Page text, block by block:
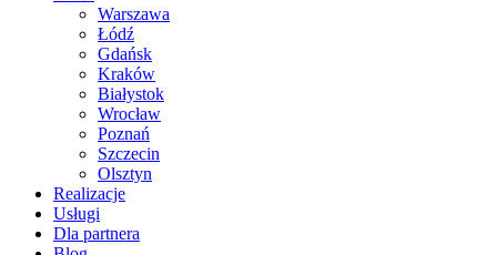
Warszawa
Łódź
Gdańsk
Kraków
Białystok
Wrocław
Poznań
Szczecin
Olsztyn
Realizacje
Usługi
Dla partnera